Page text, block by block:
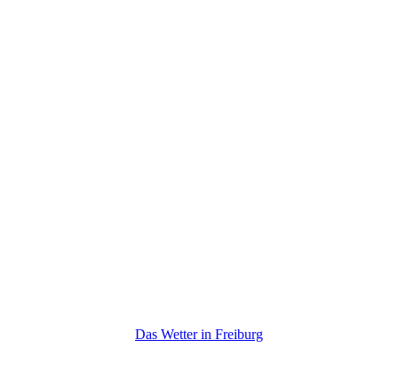
Das Wetter in Freiburg